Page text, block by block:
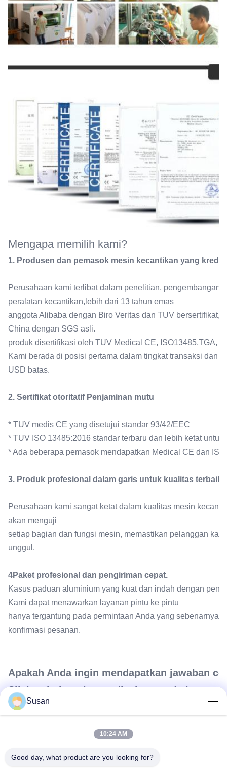
Mengapa memilih kami?
1. Produsen dan pemasok mesin kecantikan yang
Perusahaan kami terlibat dalam penelitian,
peralatan kecantikan,lebih dari 13 tahun emas
anggota Alibaba dengan Biro Veritas dan TUV
China dengan SGS asli.
produk disertifikasi oleh TUV Medical CE, ISO13485,TGA,
Kami berada di posisi pertama dalam tingkat transaksi dan
USD batas.
2. Sertifikat otoritatif Penjaminan mutu
* TUV medis CE yang disetujui standar 93/42/EEC
* TUV ISO 13485:2016 standar terbaru dan lebih ketat
* Ada beberapa pemasok mendapatkan Medical CE dan
3. Produk profesional dalam garis untuk kualitas terbaik
Perusahaan kami sangat ketat dalam kualitas mesin
akan menguji
setiap bagian dan fungsi mesin, memastikan pelanggan
unggul.
4Paket profesional dan pengiriman cepat.
Kasus paduan aluminium yang kuat dan indah dengan
Kami dapat menawarkan layanan pintu ke pintu
hanya tergantung pada permintaan Anda yang sebenarnya.
konfirmasi pesanan.
Apakah Anda ingin mendapatkan jawaban
Silakan hubungi saya di whatsapp/telepon:
Mesin Stimulator Otot EMS Mesin EMSlim Neo
Susan
10:24 AM
Good day, what product are you looking for?